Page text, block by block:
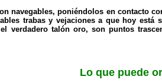
navegables, poniéndolos en contacto
trabas y vejaciones a que hoy está
talón oro, son puntos
Lo que puede